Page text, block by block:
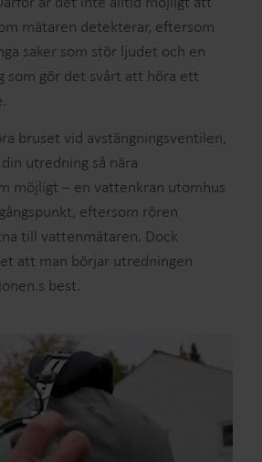
mätaren detekterar, eftersom
saker som stör ljudet och en
som gör det svårt att höra ett
bruset vid avstängningsventilen,
utredning så nära
möjligt – en vattenkran utomhus
eftersom rören
till vattenmätaren. Dock
att man börjar utredningen
best.